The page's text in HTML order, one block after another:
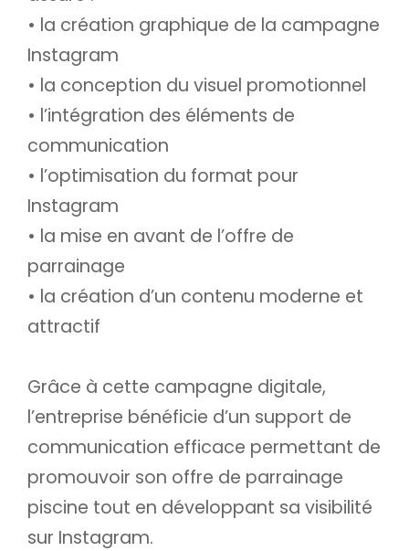
• la création graphique de la campagne
Instagram
• la conception du visuel promotionnel
• l’intégration des éléments de
communication
• l’optimisation du format pour
Instagram
• la mise en avant de l’offre de
parrainage
• la création d’un contenu moderne et
attractif
Grâce à cette campagne digitale,
l’entreprise bénéficie d’un support de
communication efficace permettant de
promouvoir son offre de parrainage
piscine tout en développant sa visibilité
sur Instagram.